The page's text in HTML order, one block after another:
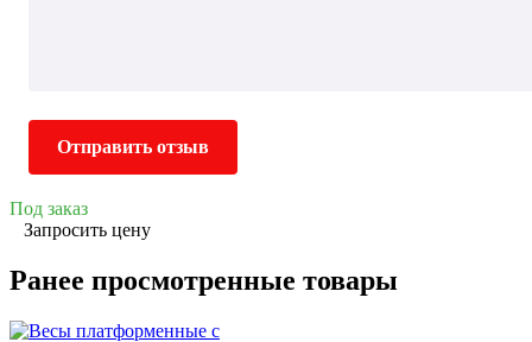
Отправить отзыв
Под заказ
Запросить цену
Ранее просмотренные товары